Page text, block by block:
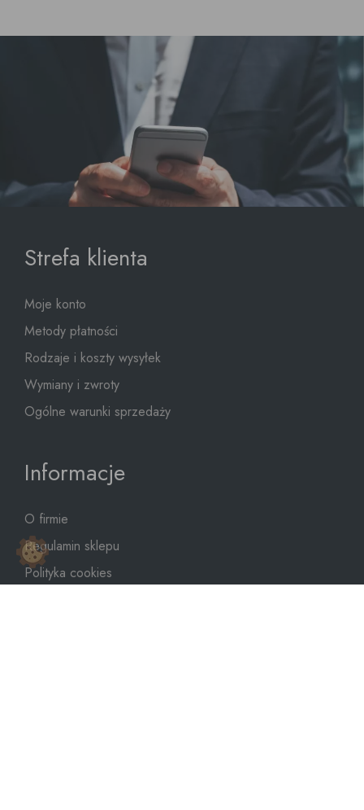
Strefa klienta
Moje konto
Metody płatności
Rodzaje i koszty wysyłek
Wymiany i zwroty
Ogólne warunki sprzedaży
Informacje
O firmie
Regulamin sklepu
Polityka cookies